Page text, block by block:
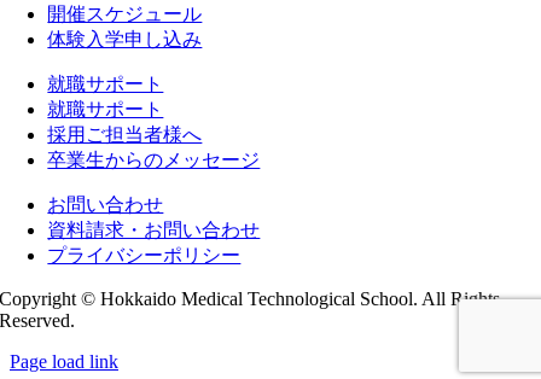
開催スケジュール
体験入学申し込み
就職サポート
就職サポート
採用ご担当者様へ
卒業生からのメッセージ
お問い合わせ
資料請求・お問い合わせ
プライバシーポリシー
Copyright © Hokkaido Medical Technological School. All Rights
Reserved.
Page load link